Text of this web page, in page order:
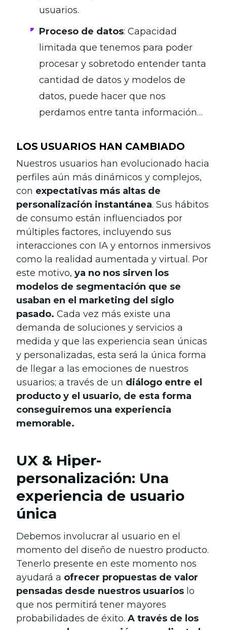
usuarios.
Proceso de datos: Capacidad
limitada que tenemos para poder
procesar y sobretodo entender tanta
cantidad de datos y modelos de
datos, puede hacer que nos
perdamos entre tanta información…
LOS USUARIOS HAN CAMBIADO
Nuestros usuarios han evolucionado hacia
perfiles aún más dinámicos y complejos,
con expectativas más altas de
personalización instantánea. Sus hábitos
de consumo están influenciados por
múltiples factores, incluyendo sus
interacciones con IA y entornos inmersivos
como la realidad aumentada y virtual. Por
este motivo, ya no nos sirven los
modelos de segmentación que se
usaban en el marketing del siglo
pasado. Cada vez más existe una
demanda de soluciones y servicios a
medida y que las experiencia sean únicas
y personalizadas, esta será la única forma
de llegar a las emociones de nuestros
usuarios; a través de un diálogo entre el
producto y el usuario, de esta forma
conseguiremos una experiencia
memorable.
UX & Hiper-
personalización: Una
experiencia de usuario
única
Debemos involucrar al usuario en el
momento del diseño de nuestro producto.
Tenerlo presente en este momento nos
ayudará a ofrecer propuestas de valor
pensadas desde nuestros usuarios lo
que nos permitirá tener mayores
probabilidades de éxito. A través de los